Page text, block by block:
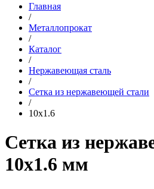
Главная
/
Металлопрокат
/
Каталог
/
Нержавеющая сталь
/
Сетка из нержавеющей стали
/
10x1.6
Сетка из
10x1.6 мм